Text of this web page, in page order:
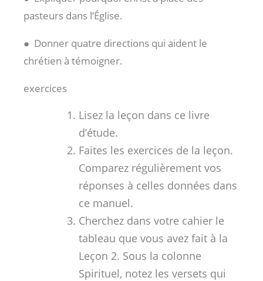
pasteurs dans l’Église.
● Donner quatre directions qui aident le
chrétien à témoigner.
exercices
Lisez la leçon dans ce livre
d’étude.
Faites les exercices de la leçon.
Comparez régulièrement vos
réponses à celles données dans
ce manuel.
Cherchez dans votre cahier le
tableau que vous avez fait à la
Leçon 2. Sous la colonne
Spirituel, notez les versets qui